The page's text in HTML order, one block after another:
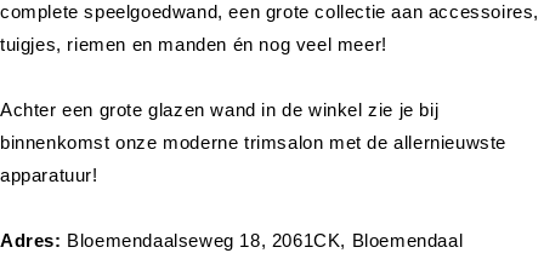
complete speelgoedwand, een grote collectie aan accessoires,
tuigjes, riemen en manden én nog veel meer!
Achter een grote glazen wand in de winkel zie je bij
binnenkomst onze moderne trimsalon met de allernieuwste
apparatuur!
Adres: Bloemendaalseweg 18, 2061CK, Bloemendaal